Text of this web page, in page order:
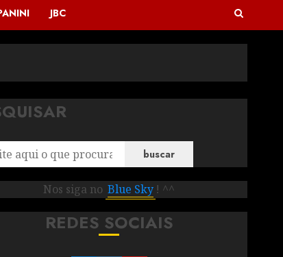
JBC
buscar
Nos siga no Blue Sky ! ^^
REDES SOCIAIS